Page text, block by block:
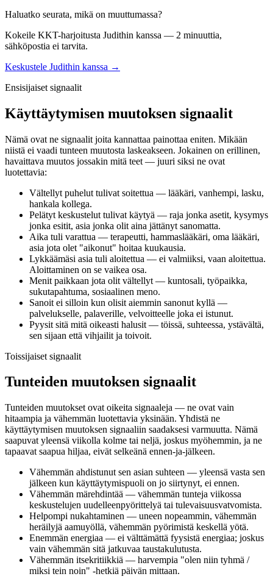
Haluatko seurata, mikä on muuttumassa?
Kokeile KKT-harjoitusta Judithin kanssa — 2 minuuttia,
sähköpostia ei tarvita.
Keskustele Judithin kanssa →
Ensisijaiset signaalit
Käyttäytymisen muutoksen signaalit
Nämä ovat ne signaalit joita kannattaa painottaa eniten. Mikään
niistä ei vaadi tunteen muutosta laskeakseen. Jokainen on erillinen,
havaittava muutos jossakin mitä teet — juuri siksi ne ovat
luotettavia:
Vältellyt puhelut tulivat soitettua — lääkäri, vanhempi, lasku,
hankala kollega.
Pelätyt keskustelut tulivat käytyä — raja jonka asetit, kysymys
jonka esitit, asia jonka olit aina jättänyt sanomatta.
Aika tuli varattua — terapeutti, hammaslääkäri, oma lääkäri,
asia jota olet "aikonut" hoitaa kuukausia.
Lykkäämäsi asia tuli aloitettua — ei valmiiksi, vaan aloitettua.
Aloittaminen on se vaikea osa.
Menit paikkaan jota olit vältellyt — kuntosali, työpaikka,
sukutapahtuma, sosiaalinen meno.
Sanoit ei silloin kun olisit aiemmin sanonut kyllä —
palvelukselle, palaverille, velvoitteelle joka ei istunut.
Pyysit sitä mitä oikeasti halusit — töissä, suhteessa, ystävältä,
sen sijaan että vihjailit ja toivoit.
Toissijaiset signaalit
Tunteiden muutoksen signaalit
Tunteiden muutokset ovat oikeita signaaleja — ne ovat vain
hitaampia ja vähemmän luotettavia yksinään. Yhdistä ne
käyttäytymisen muutoksen signaaliin saadaksesi varmuutta. Nämä
saapuvat yleensä viikolla kolme tai neljä, joskus myöhemmin, ja ne
tapaavat saapua hiljaa, eivät selkeänä ennen-ja-jälkeen.
Vähemmän ahdistunut sen asian suhteen — yleensä vasta sen
jälkeen kun käyttäytymispuoli on jo siirtynyt, ei ennen.
Vähemmän märehdintää — vähemmän tunteja viikossa
keskustelujen uudelleenpyörittelyä tai tulevaisuusvatvomista.
Helpompi nukahtaminen — uneen nopeammin, vähemmän
heräilyjä aamuyöllä, vähemmän pyörimistä keskellä yötä.
Enemmän energiaa — ei välttämättä fyysistä energiaa; joskus
vain vähemmän sitä jatkuvaa taustakulutusta.
Vähemmän itsekritiikkiä — harvempia "olen niin tyhmä /
miksi tein noin" -hetkiä päivän mittaan.